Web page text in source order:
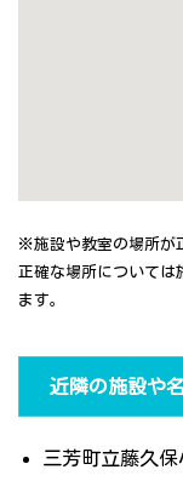
※施設や教室の場所が
正確な場所については
ます。
近隣の施設や
三芳町立藤久保